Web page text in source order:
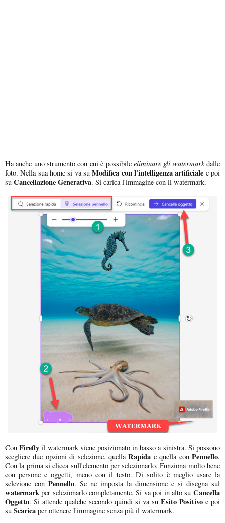
Ha anche uno strumento con cui è possibile eliminare gli watermarkdalle
foto. Nella sua home si va suModifica con l'intelligenza artificiale e poi
su Cancellazione Generativa. Si carica l'immagine con il watermark.
ConFirefly il watermark viene posizionato in basso a sinistra. Si possono
scegliere due opzioni di selezione, quellaRapida e quella conPennello.
Con la prima si clicca sull'elemento per selezionarlo. Funziona molto bene
con persone e oggetti, meno con il testo. Di solito è meglio usare la
selezione con Pennello. Se ne imposta la dimensione e si disegna sul
watermark per selezionarlo completamente. Si va poi in alto su Cancella
Oggetto. Si attende qualche secondo quindi si va su Esito Positivo e poi
su Scarica per ottenere l'immagine senza più il watermark.